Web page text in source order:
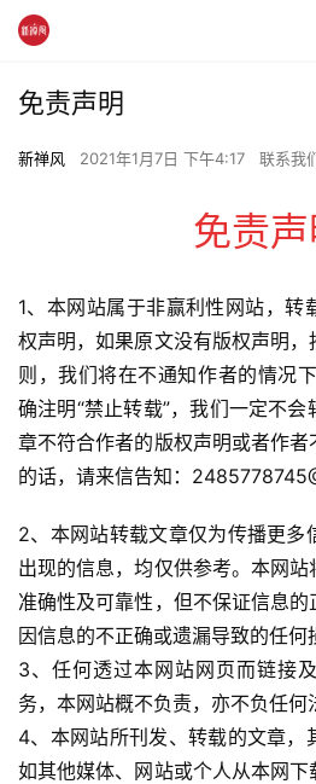
资
讯
点
僧
音
高
僧
访
谈
免责声明
新禅风 2021年1月7日 下午4:17 联系我
免责声
1、本网站属于非赢利性网站，转
权声明，如果原文没有版权声明
则，我们将在不通知作者的情况
确注明“禁止转载”，我们一定不
章不符合作者的版权声明或者作
的话，请来信告知：
2、本网站转载文章仅为传播更多
出现的信息，均仅供参考。本网
准确性及可靠性，但不保证信息
因信息的不正确或遗漏导致的任何
3、任何透过本网站网页而链接
务，本网站概不负责，亦不负任何
4、本网站所刊发、转载的文章，
如其他媒体、网站或个人从本网